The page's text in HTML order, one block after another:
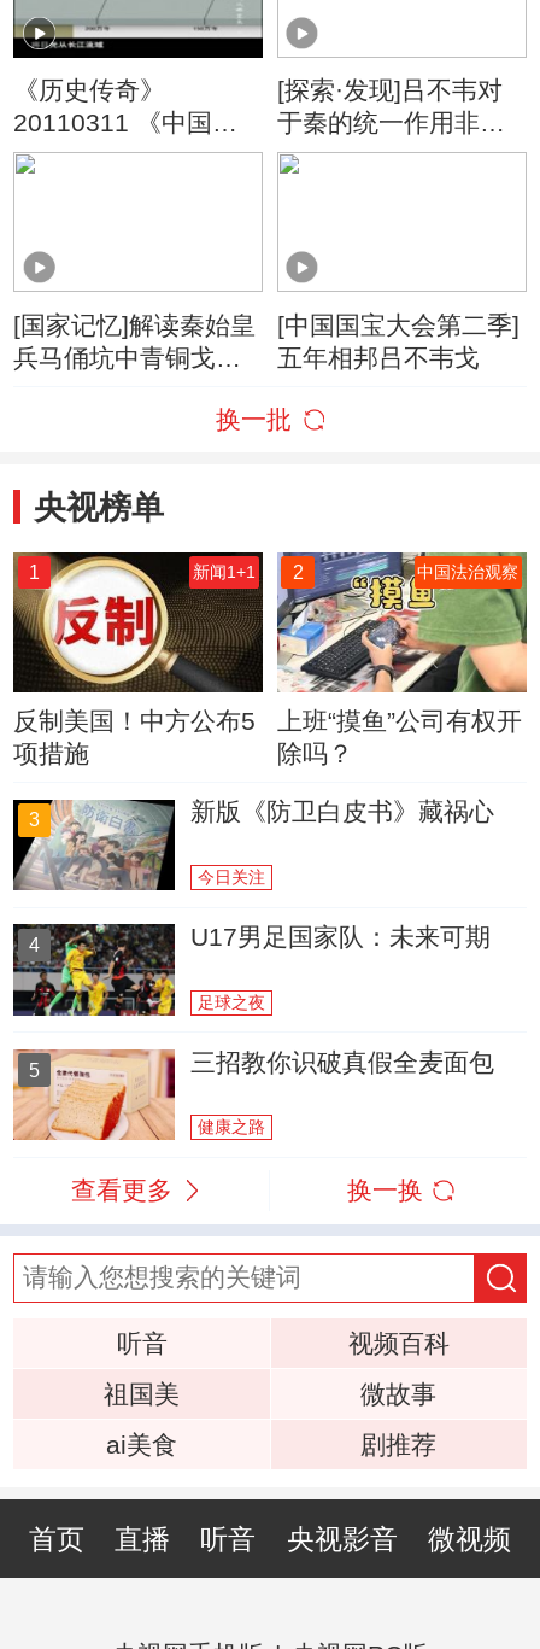
《历史传奇》
20110311 《中国人
从哪里来》 第五集 特
[探索·发现]吕不韦对
于秦的统一作用非常
突出
[国家记忆]解读秦始皇
兵马俑坑中青铜戈上
[中国国宝大会第二季]
五年相邦吕不韦戈
换一批
央视榜单
1 新闻1+1
反制美国！中方公布5
项措施
2 中国法治观察
上班“摸鱼”公司有权开
除吗？
3 新版《防卫白皮书》藏祸心
今日关注
4 U17男足国家队：未来可期
足球之夜
5 三招教你识破真假全麦面包
健康之路
查看更多 换一换
听音
视频百科
祖国美
微故事
ai美食
剧推荐
首页 直播 听音 央视影音 微视频